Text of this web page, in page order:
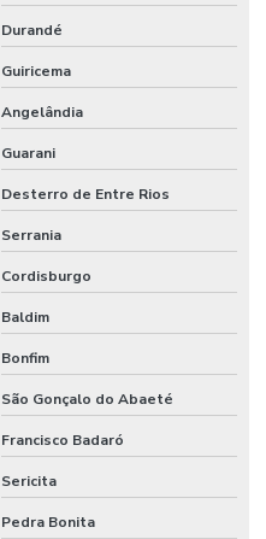
Durandé
Guiricema
Angelândia
Guarani
Desterro de Entre Rios
Serrania
Cordisburgo
Baldim
Bonfim
São Gonçalo do Abaeté
Francisco Badaró
Sericita
Pedra Bonita